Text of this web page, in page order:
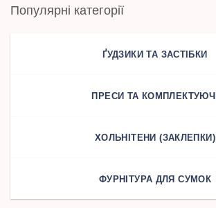
Популярні категорії
ҐУДЗИКИ ТА ЗАСТІБКИ
ПРЕСИ ТА КОМПЛЕКТУЮЧІ
ХОЛЬНІТЕНИ (ЗАКЛЕПКИ)
ФУРНІТУРА ДЛЯ СУМОК